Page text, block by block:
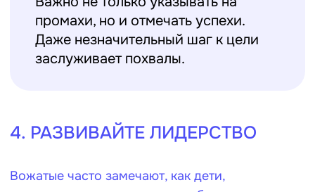
Уважайте темп развития
справиться сам. Это учит
ответственности и укрепляет